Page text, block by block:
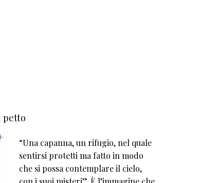
petto
“Una capanna, un rifugio, nel quale
sentirsi protetti ma fatto in modo
che si possa contemplare il cielo,